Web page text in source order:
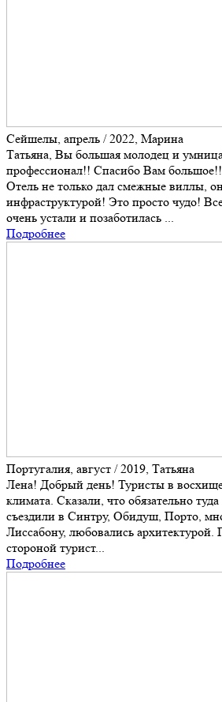
Сейшелы, апрель / 2022, Марина
Татьяна, Вы большая молодец и
профессионал!! Спасибо Вам большое!!
Отель не только дал смежные виллы,
инфраструктурой! Это просто чудо!
очень устали и позаботилась ...
Подробнее
Португалия, август / 2019, Татьяна
Лена! Добрый день! Туристы в
климата. Сказали, что обязательно
съездили в Синтру, Обидуш, Порто,
Лиссабону, любовались
стороной турист...
Подробнее